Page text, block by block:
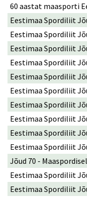
60 aastat maasporti
Eestimaa Spordiliit
Eestimaa Spordiliit
Eestimaa Spordiliit
Eestimaa Spordiliit
Eestimaa Spordiliit
Eestimaa Spordiliit
Eestimaa Spordiliit
Eestimaa Spordiliit
Eestimaa Spordiliit
Eestimaa Spordiliit
Jõud 70 -
Eestimaa Spordiliit
Eestimaa Spordiliit